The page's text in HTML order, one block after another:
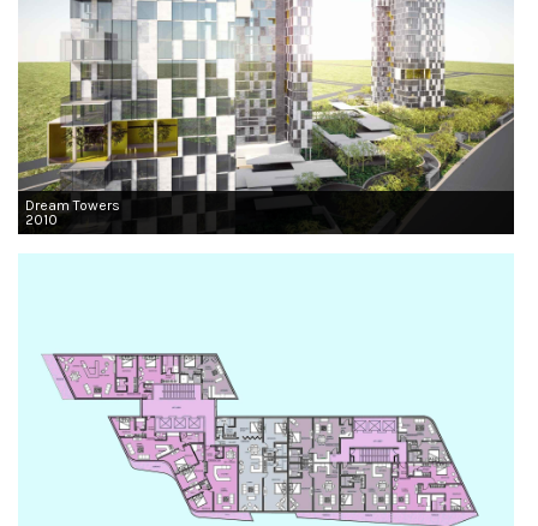
Dream Towers
2010